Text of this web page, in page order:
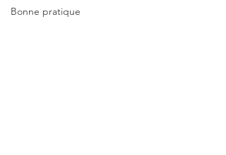
Bonne pratique